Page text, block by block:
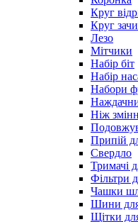
Круг
Круг
Лезо
Мітчики
Набір біт
Набір
Набори
Ніж
Припій
Свердло
Тримачі
Фільтри
Чашки
Шини
Щітки